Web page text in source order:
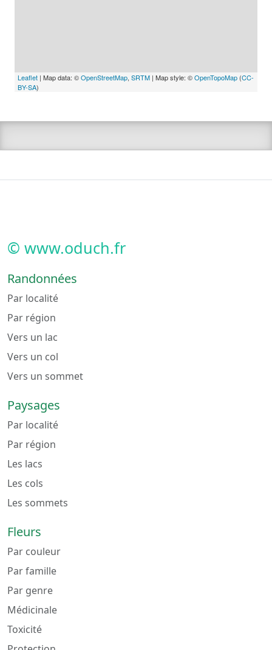
Leaflet | Map data: ©OpenStreetMap, SRTM | Map style: ©OpenTopoMap (CC-
BY-SA)
© www.oduch.fr
Randonnées
Par localité
Par région
Vers un lac
Vers un col
Vers un sommet
Paysages
Par localité
Par région
Les lacs
Les cols
Les sommets
Fleurs
Par couleur
Par famille
Par genre
Médicinale
Toxicité